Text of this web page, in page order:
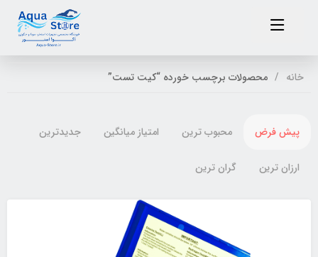
خانه محصولات برچسب خورده “کیت تست”
پیش فرض محبوب ترین امتیاز میانگین جدیدترین
ارزان ترین گران ترین